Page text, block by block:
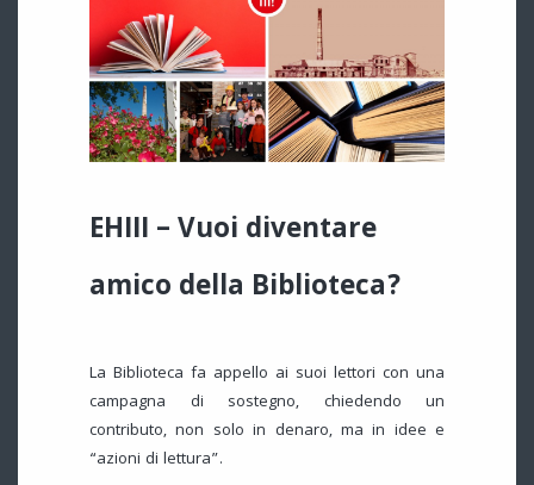
EHIII – Vuoi diventare
amico della Biblioteca?
La Biblioteca fa appello ai suoi lettori con una
campagna di sostegno, chiedendo un
contributo, non solo in denaro, ma in idee e
“azioni di lettura”.